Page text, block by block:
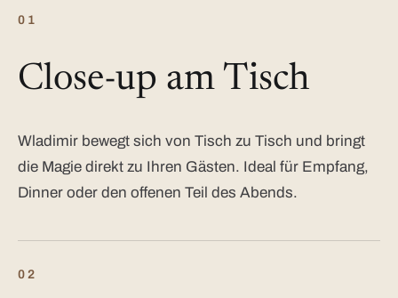
01
Close-up am Tisch
Wladimir bewegt sich von Tisch zu Tisch und bringt
die Magie direkt zu Ihren Gästen. Ideal für Empfang,
Dinner oder den offenen Teil des Abends.
02